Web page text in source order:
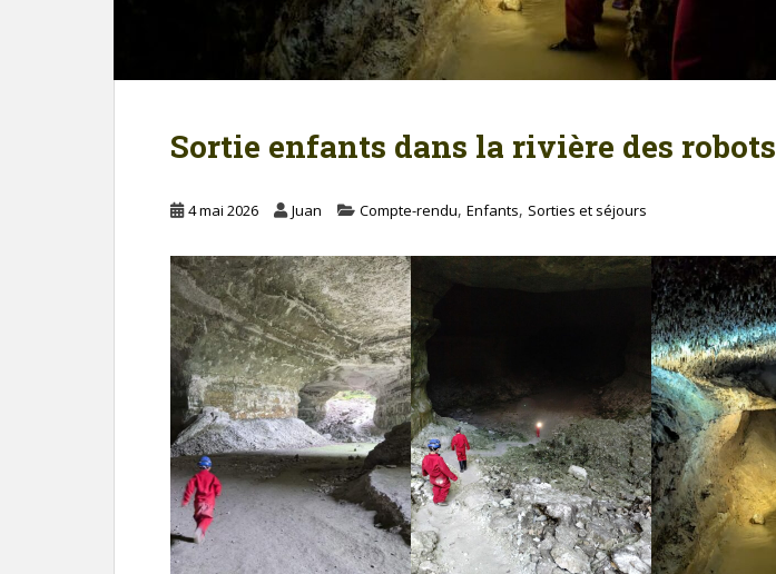
Sortie enfants dans la rivière des robots
4 mai 2026 Juan Compte-rendu, Enfants, Sorties et séjours